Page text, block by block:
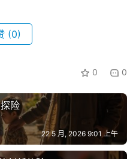
(0)
0 0
险
22 5 月, 2026 9:01 上午